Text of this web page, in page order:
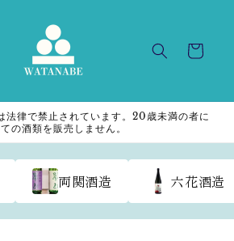
Cart
法律で禁止されています。20歳未満の者に
の酒類を販売しません。
両関酒造 六花酒造